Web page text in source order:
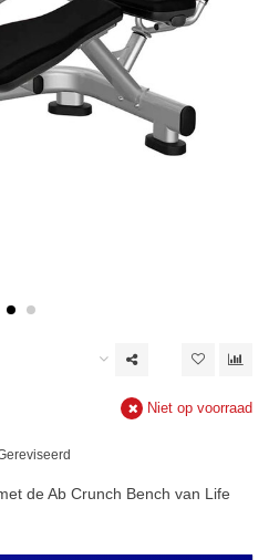
Niet op voorraad
de Ab Crunch Bench van Life